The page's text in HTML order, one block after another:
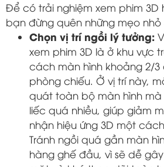
Để có trải nghiệm xem phim 3D
bạn đừng quên những mẹo nhỏ
Chọn vị trí ngồi lý tưởng:
xem phim 3D là ở khu vực
cách màn hình khoảng 2/
phòng chiếu. Ở vị trí này,
quát toàn bộ màn hình
liếc quá nhiều, giúp giảm
nhận hiệu ứng 3D một
Tránh ngồi quá gần màn
hàng ghế đầu, vì sẽ dễ